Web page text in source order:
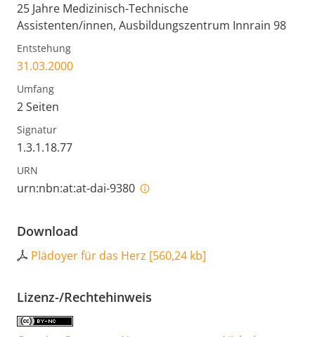
25 Jahre Medizinisch-Technische
Assistenten/innen, Ausbildungszentrum Innrain 98
Entstehung
31.03.2000
Umfang
2 Seiten
Signatur
1.3.1.18.77
URN
urn:nbn:at:at-dai-9380
Download
Plädoyer für das Herz [560,24 kb]
Lizenz-/Rechtehinweis